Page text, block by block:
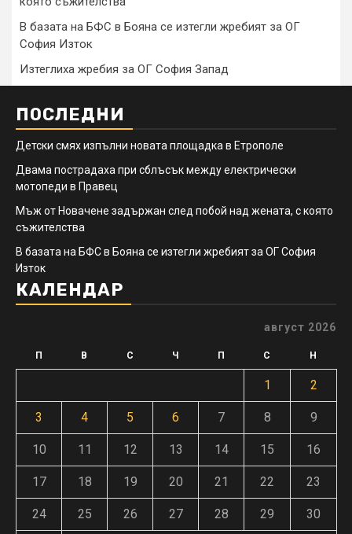
В базата на БФС в Бояна се изтегли жребият за ОГ
София Изток
Изтеглиха жребия за ОГ София Запад
ПОСЛЕДНИ
Детски смях изпълни новата площадка в Етрополе
Двама пострадаха при сблъсък между електрически
мотопеди в Правец
Мъж от Новачене задържан след побой над жената, с която
съжителства
В базата на БФС в Бояна се изтегли жребият за ОГ София
Изток
КАЛЕНДАР
август 2026
П В С Ч П С Н
1 2
3 4 5 6 7 8 9
10 11 12 13 14 15 16
17 18 19 20 21 22 23
24 25 26 27 28 29 30